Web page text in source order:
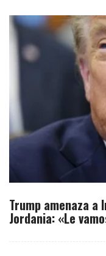
Trump amenaza a
Jordania: «Le